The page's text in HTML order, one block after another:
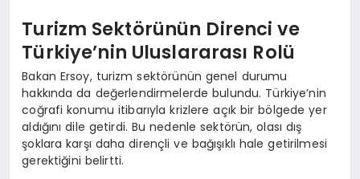
Turizm Sektörünün Direnci ve
Türkiye’nin Uluslararası Rolü
Bakan Ersoy, turizm sektörünün genel durumu
hakkında da değerlendirmelerde bulundu. Türkiye’nin
coğrafi konumu itibarıyla krizlere açık bir bölgede yer
aldığını dile getirdi. Bu nedenle sektörün, olası dış
şoklara karşı daha dirençli ve bağışıklı hale getirilmesi
gerektiğini belirtti.